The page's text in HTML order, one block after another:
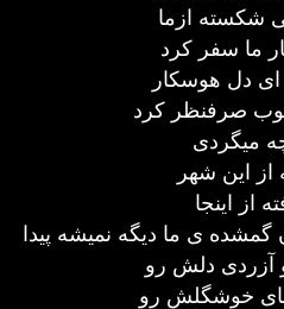
شکسته ازما
ما سفر کرد
دل هوسکار
صرفنظر کرد
میگردی
از این شهر
از اینجا
ی ما دیگه نمیشه پیدا
آزردی دلش رو
خوشگلش رو